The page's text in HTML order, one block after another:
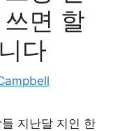
면 할
다
지난달 지인 한